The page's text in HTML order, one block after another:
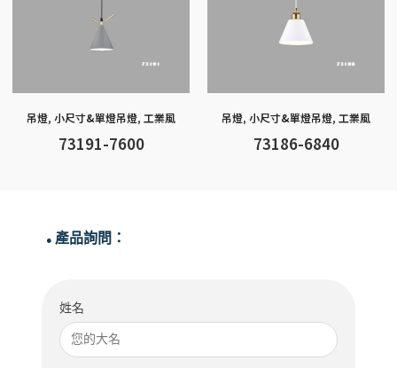
吊燈, 小尺寸&單燈吊燈, 工業風
73191-7600
吊燈, 小尺寸&單燈吊燈, 工業風
73186-6840
● 產品詢問：
姓名